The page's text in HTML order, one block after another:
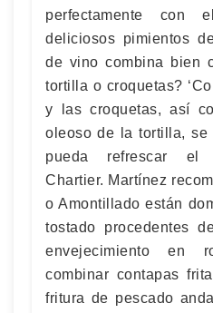
perfectamente con
deliciosos pimientos
de vino combina bien
tortilla o croquetas?
y las croquetas, así
oleoso de la tortilla,
pueda refrescar el
Chartier. Martínez
o Amontillado están
tostado procedentes
envejecimiento en
combinar contapas
fritura de pescado